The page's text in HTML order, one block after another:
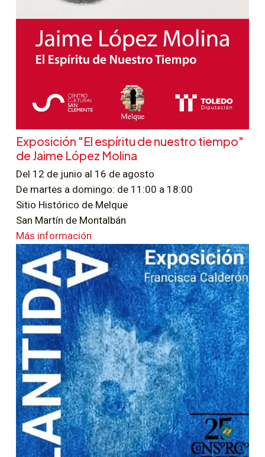
Exposición "El espíritu de nuestro tiempo"
de Jaime López Molina
Del 12 de junio al 16 de agosto
De martes a domingo: de 11:00 a 18:00
Sitio Histórico de Melque
San Martín de Montalbán
Más información